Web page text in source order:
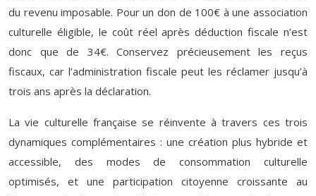
du revenu imposable. Pour un don de 100€ à une association
culturelle éligible, le coût réel après déduction fiscale n’est
donc que de 34€. Conservez précieusement les reçus
fiscaux, car l’administration fiscale peut les réclamer jusqu’à
trois ans après la déclaration.
La vie culturelle française se réinvente à travers ces trois
dynamiques complémentaires : une création plus hybride et
accessible, des modes de consommation culturelle
optimisés, et une participation citoyenne croissante au